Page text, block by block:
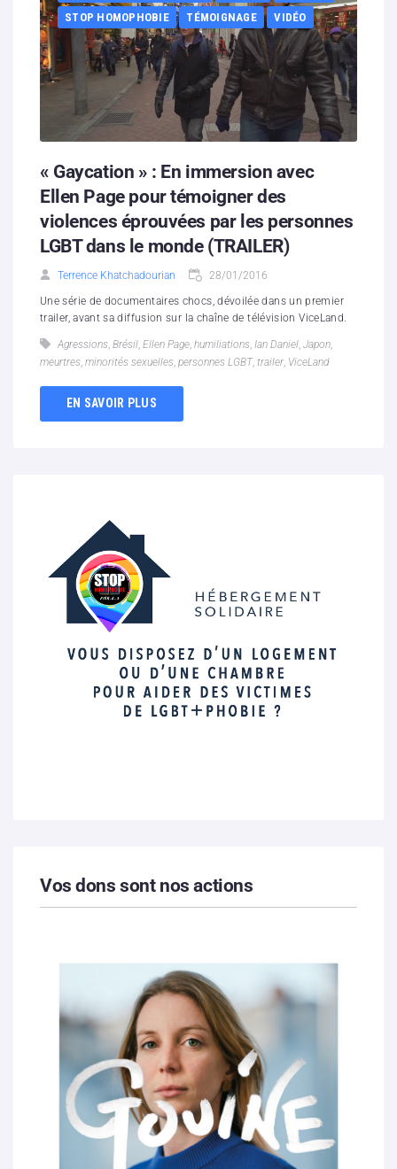
Partenaires
Contacts
Hébergement solidaire
STOP HOMOPHOBIE
TÉMOIGNAGE VIDÉO
« Gaycation » : En immersion avec
Ellen Page pour témoigner des
violences éprouvées par les personnes
LGBT dans le monde (TRAILER)
Terrence Khatchadourian 28/01/2016
Une série de documentaires chocs, dévoilée dans un premier
trailer, avant sa diffusion sur la chaîne de télévision ViceLand.
Agressions, Brésil, Ellen Page, humiliations, Ian Daniel, Japon,
meurtres, minorités sexuelles, personnes LGBT, trailer, ViceLand
EN SAVOIR PLUS
Vos dons sont nos actions